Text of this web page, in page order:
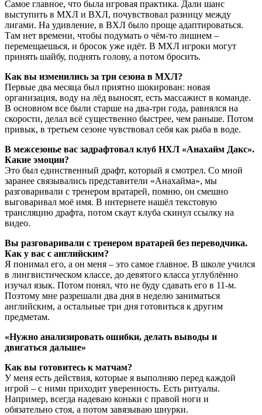
Самое главное, что была игровая практика. Дали шанс
выступить в МХЛ и ВХЛ, почувствовал разницу между
лигами. На удивление, в ВХЛ было проще адаптироваться.
Там нет времени, чтобы подумать о чём-то лишнем –
перемещаешься, и бросок уже идёт. В МХЛ игроки могут
принять шайбу, поднять голову, а потом бросить.
Как вы изменились за три сезона в МХЛ?
Первые два месяца был приятно шокирован: новая
организация, воду на лёд выносят, есть массажист в команде.
В основном все были старше на два-три года, равнялся на
скорости, делал всё существенно быстрее, чем раньше. Потом
привык, в третьем сезоне чувствовал себя как рыба в воде.
В межсезонье вас задрафтовал клуб НХЛ «Анахайм Дакс».
Какие эмоции?
Это был единственный драфт, который я смотрел. Со мной
заранее связывались представители «Анахайма», мы
разговаривали с тренером вратарей, помню, он смешно
выговаривал моё имя. В интернете нашёл текстовую
трансляцию драфта, потом скаут клуба скинул ссылку на
видео.
Вы разговаривали с тренером вратарей без переводчика.
Как у вас с английским?
Я понимал его, а он меня – это самое главное. В школе учился
в лингвистическом классе, до девятого класса углублённо
изучал язык. Потом понял, что не буду сдавать его в 11-м.
Поэтому мне разрешали два дня в неделю заниматься
английским, а остальные три дня готовиться к другим
предметам.
«Нужно анализировать ошибки, делать выводы и
двигаться дальше»
Как вы готовитесь к матчам?
У меня есть действия, которые я выполняю перед каждой
игрой – с ними приходит уверенность. Есть ритуалы.
Например, всегда надеваю коньки с правой ноги и
обязательно стоя, а потом завязываю шнурки.